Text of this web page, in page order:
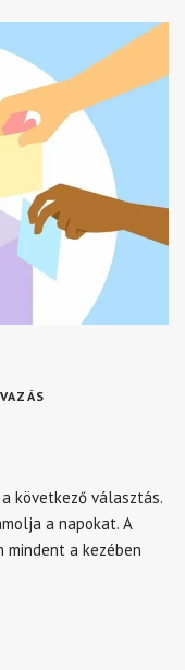
következő választás.
a napokat. A
a kezében